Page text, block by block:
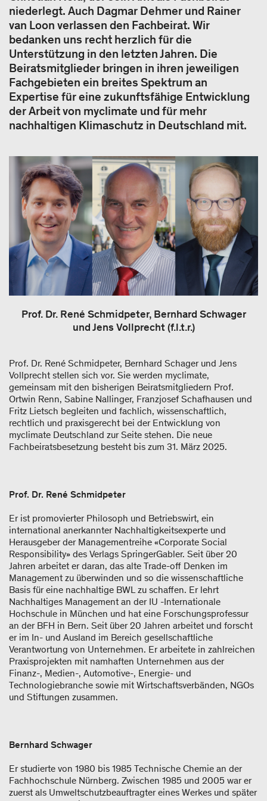
niederlegt. Auch Dagmar Dehmer und Rainer
van Loon verlassen den Fachbeirat. Wir
bedanken uns recht herzlich für die
Unterstützung in den letzten Jahren. Die
Beiratsmitglieder bringen in ihren jeweiligen
Fachgebieten ein breites Spektrum an
Expertise für eine zukunftsfähige Entwicklung
der Arbeit von myclimate und für mehr
nachhaltigen Klimaschutz in Deutschland mit.
Prof. Dr. René Schmidpeter, Bernhard Schwager
und Jens Vollprecht (f.l.t.r.)
Prof. Dr. René Schmidpeter, Bernhard Schager und Jens
Vollprecht stellen sich vor. Sie werden myclimate,
gemeinsam mit den bisherigen Beiratsmitgliedern Prof.
Ortwin Renn, Sabine Nallinger, Franzjosef Schafhausen und
Fritz Lietsch begleiten und fachlich, wissenschaftlich,
rechtlich und praxisgerecht bei der Entwicklung von
myclimate Deutschland zur Seite stehen. Die neue
Fachbeiratsbesetzung besteht bis zum 31. März 2025.
Prof. Dr. René Schmidpeter
Er ist promovierter Philosoph und Betriebswirt, ein
international anerkannter Nachhaltigkeitsexperte und
Herausgeber der Managementreihe «Corporate Social
Responsibility» des Verlags SpringerGabler. Seit über 20
Jahren arbeitet er daran, das alte Trade-off Denken im
Management zu überwinden und so die wissenschaftliche
Basis für eine nachhaltige BWL zu schaffen. Er lehrt
Nachhaltiges Management an der IU -Internationale
Hochschule in München und hat eine Forschungsprofessur
an der BFH in Bern. Seit über 20 Jahren arbeitet und forscht
er im In- und Ausland im Bereich gesellschaftliche
Verantwortung von Unternehmen. Er arbeitete in zahlreichen
Praxisprojekten mit namhaften Unternehmen aus der
Finanz-, Medien-, Automotive-, Energie- und
Technologiebranche sowie mit Wirtschaftsverbänden, NGOs
und Stiftungen zusammen.
Bernhard Schwager
Er studierte von 1980 bis 1985 Technische Chemie an der
Fachhochschule Nürnberg. Zwischen 1985 und 2005 war er
zuerst als Umweltschutzbeauftragter eines Werkes und später